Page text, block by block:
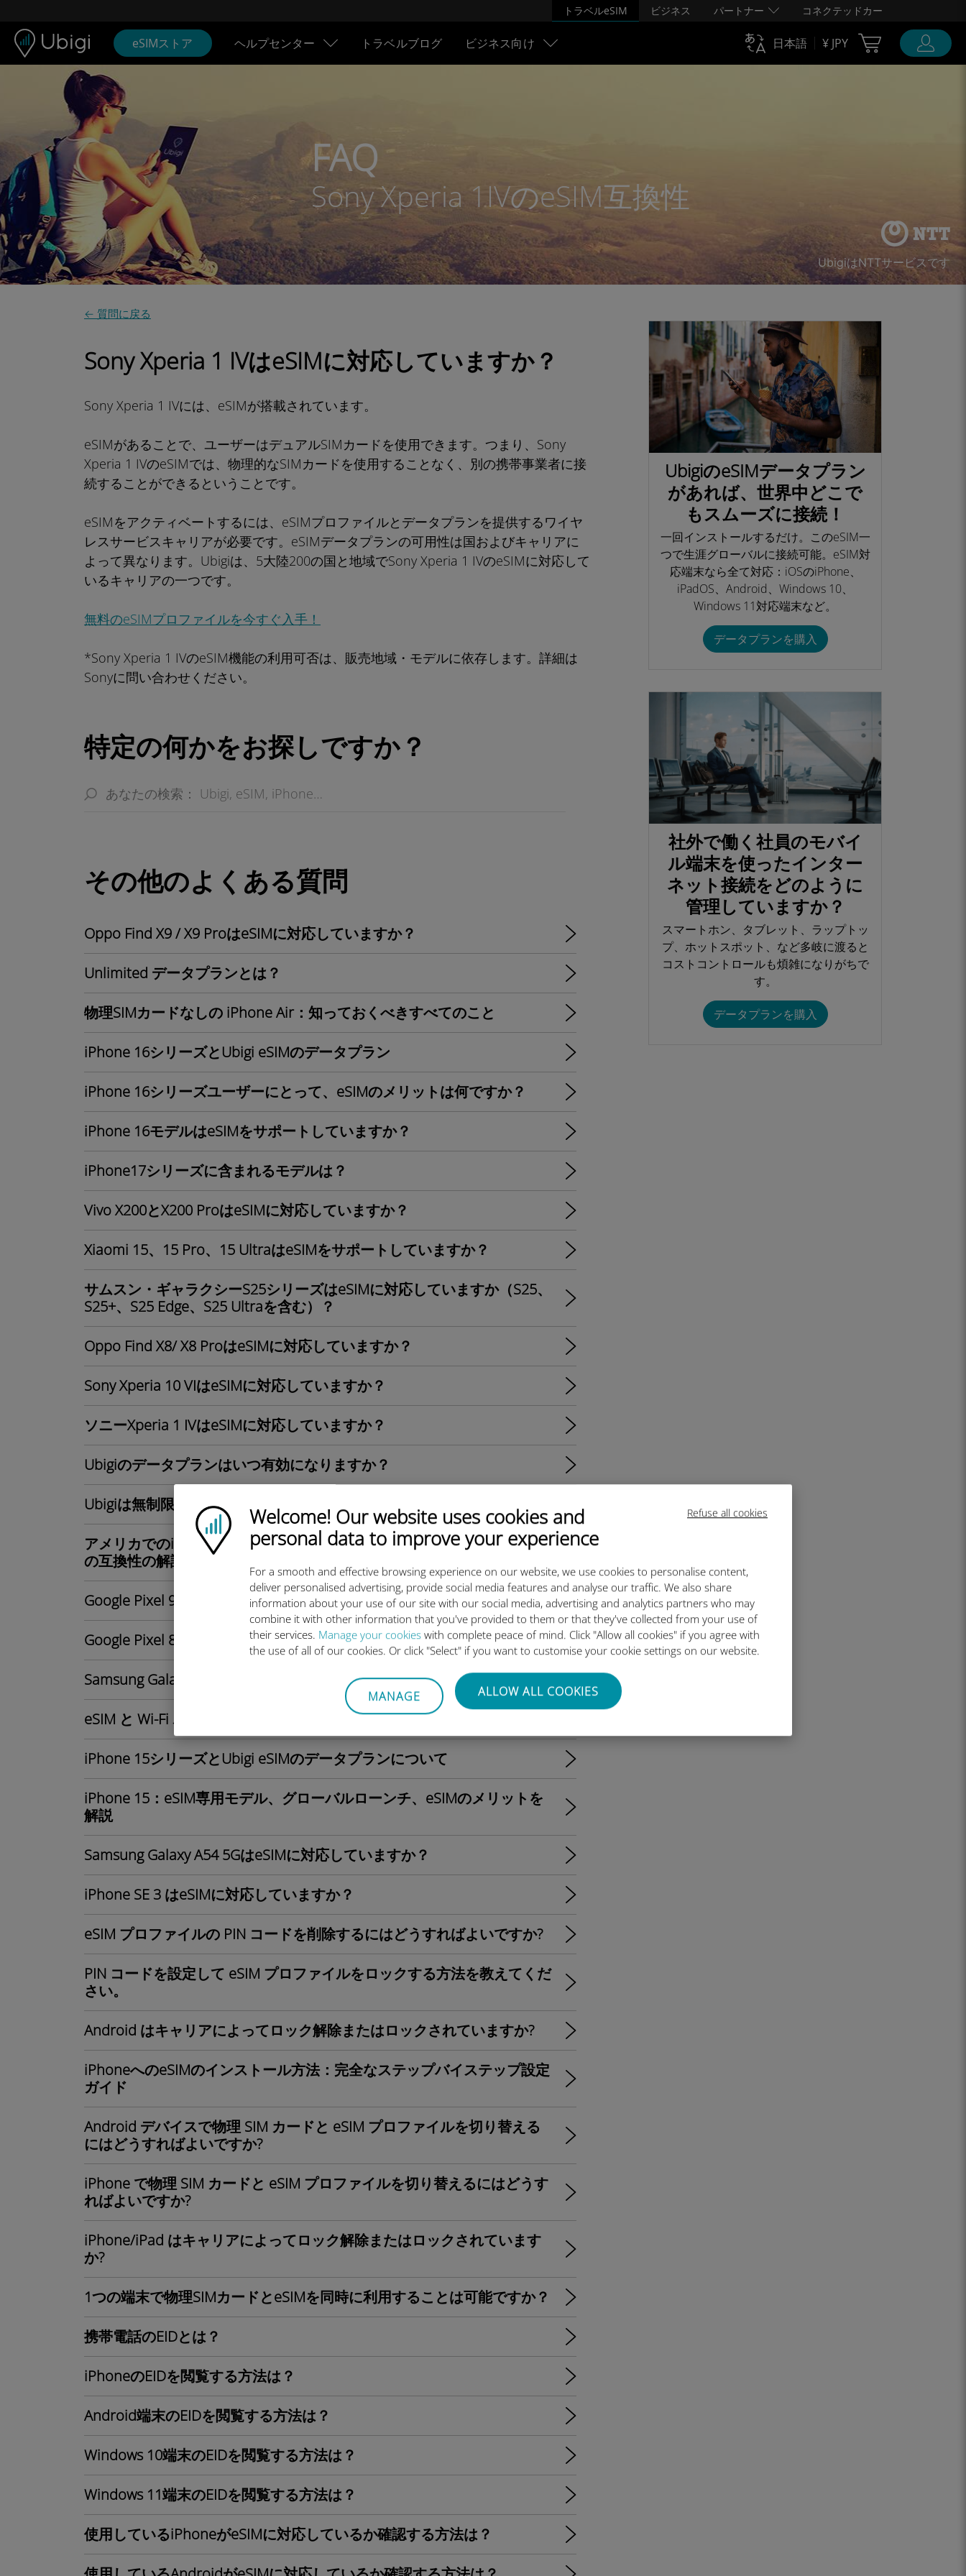
Refuse all cookies
Ubigi logo
Welcome! Our website uses cookies and
personal data to improve your experience
For a smooth and effective browsing experience on our website, we use cookies to personalise content,
deliver personalised advertising, provide social media features and analyse our traffic. We also share
information about your use of our site with our social media, advertising and analytics partners who may
combine it with other information that you've provided to them or that they've collected from your use of
their services. Manage your cookies with complete peace of mind. Click "Allow all cookies" if you agree with
the use of all of our cookies. Or click "Select" if you want to customise your cookie settings on our website.
MANAGE ALLOW ALL COOKIES
トラベルeSIM ビジネス パートナー コネクテッドカー
eSIMストア ヘルプセンター トラベルブログ ビジネス向け 日本語 ¥ JPY Cart Ubigi
UbigiはNTTサービスです
FAQ
Sony Xperia 1IVのeSIM互換性
← 質問に戻る
Sony Xperia 1 IVはeSIMに対応していますか？
Sony Xperia 1 IVには、eSIMが搭載されています。
eSIMがあることで、ユーザーはデュアルSIMカードを使用できます。つまり、Sony
Xperia 1 IVのeSIMでは、物理的なSIMカードを使用することなく、別の携帯事業者に接
続することができるということです。
eSIMをアクティベートするには、eSIMプロファイルとデータプランを提供するワイヤ
レスサービスキャリアが必要です。eSIMデータプランの可用性は国およびキャリアに
よって異なります。Ubigiは、5大陸200の国と地域でSony Xperia 1 IVのeSIMに対応して
いるキャリアの一つです。
無料のeSIMプロファイルを今すぐ入手！
*Sony Xperia 1 IVのeSIM機能の利用可否は、販売地域・モデルに依存します。詳細は
Sonyに問い合わせください。
特定の何かをお探しですか？
その他のよくある質問
Oppo Find X9 / X9 ProはeSIMに対応していますか？
Unlimited データプランとは？
物理SIMカードなしの iPhone Air：知っておくべきすべてのこと
iPhone 16シリーズとUbigi eSIMのデータプラン
iPhone 16シリーズユーザーにとって、eSIMのメリットは何ですか？
iPhone 16モデルはeSIMをサポートしていますか？
iPhone17シリーズに含まれるモデルは？
Vivo X200とX200 ProはeSIMに対応していますか？
Xiaomi 15、15 Pro、15 UltraはeSIMをサポートしていますか？
サムスン・ギャラクシーS25シリーズはeSIMに対応していますか（S25、
S25+、S25 Edge、S25 Ultraを含む）？
Oppo Find X8/ X8 ProはeSIMに対応していますか？
Sony Xperia 10 VIはeSIMに対応していますか？
ソニーXperia 1 IVはeSIMに対応していますか？
Ubigiのデータプランはいつ有効になりますか？
Ubigiは無制限のデータパッケージを提供していますか？
アメリカでのiPhone 16はeSIM専用：デュアルSIMの選択肢とUbigi eSIM
の互換性の解説
Google Pixel 9はeSIMに対応していますか？
Google Pixel 8はeSIMに対応していますか？
Samsung Galaxy S25シリーズ：eSIM専用モデルへ移行か？
eSIM と Wi-Fi ホットスポット：最適な選択肢は？
iPhone 15シリーズとUbigi eSIMのデータプランについて
iPhone 15：eSIM専用モデル、グローバルローンチ、eSIMのメリットを
解説
Samsung Galaxy A54 5GはeSIMに対応していますか？
iPhone SE 3 はeSIMに対応していますか？
eSIM プロファイルの PIN コードを削除するにはどうすればよいですか?
PIN コードを設定して eSIM プロファイルをロックする方法を教えてくだ
さい。
Android はキャリアによってロック解除またはロックされていますか?
iPhoneへのeSIMのインストール方法：完全なステップバイステップ設定
ガイド
Android デバイスで物理 SIM カードと eSIM プロファイルを切り替える
にはどうすればよいですか?
iPhone で物理 SIM カードと eSIM プロファイルを切り替えるにはどうす
ればよいですか?
iPhone/iPad はキャリアによってロック解除またはロックされています
か?
1つの端末で物理SIMカードとeSIMを同時に利用することは可能ですか？
携帯電話のEIDとは？
iPhoneのEIDを閲覧する方法は？
Android端末のEIDを閲覧する方法は？
Windows 10端末のEIDを閲覧する方法は？
Windows 11端末のEIDを閲覧する方法は？
使用しているiPhoneがeSIMに対応しているか確認する方法は？
UbigiのeSIMデータプラン
があれば、世界中どこで
もスムーズに接続！
一回インストールするだけ。このeSIM一
つで生涯グローバルに接続可能。eSIM対
応端末なら全て対応：iOSのiPhone、
iPadOS、Android、Windows 10、
Windows 11対応端末など。​
データプランを購入
社外で働く社員のモバイ
ル端末を使ったインター
ネット接続をどのように
管理していますか？​
スマートホン、タブレット、ラップトッ
プ、ホットスポット、など多岐に渡ると
コストコントロールも煩雑になりがちで
す。​​
データプランを購入​​